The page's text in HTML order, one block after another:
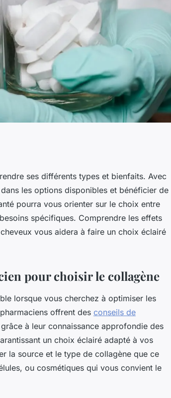
ses différents types et bienfaits. Avec
les options disponibles et bénéficier de
pourra vous orienter sur le choix entre
spécifiques. Comprendre les effets
vous aidera à faire un choix éclairé
pour choisir le collagène
lorsque vous cherchez à optimiser les
offrent des conseils de
grâce à leur connaissance approfondie des
un choix éclairé adapté à vos
la source et le type de collagène que ce
ou cosmétiques qui vous convient le